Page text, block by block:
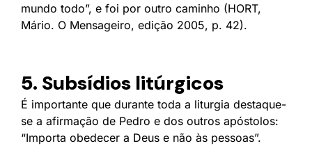
mundo todo”, e foi por outro caminho (HORT,
Mário. O Mensageiro, edição 2005, p. 42).
5. Subsídios litúrgicos
É importante que durante toda a liturgia destaque-
se a afirmação de Pedro e dos outros apóstolos:
“Importa obedecer a Deus e não às pessoas”.